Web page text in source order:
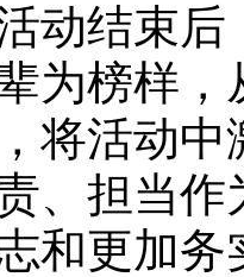
动结束
为榜样
将活动
、担当
和更加